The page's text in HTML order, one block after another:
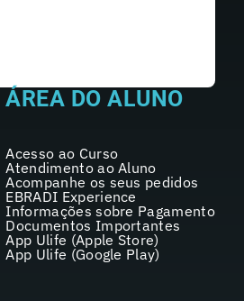
ÁREA DO ALUNO
Acesso ao Curso
Atendimento ao Aluno
Acompanhe os seus pedidos
EBRADI Experience
Informações sobre Pagamento
Documentos Importantes
App Ulife (Apple Store)
App Ulife (Google Play)